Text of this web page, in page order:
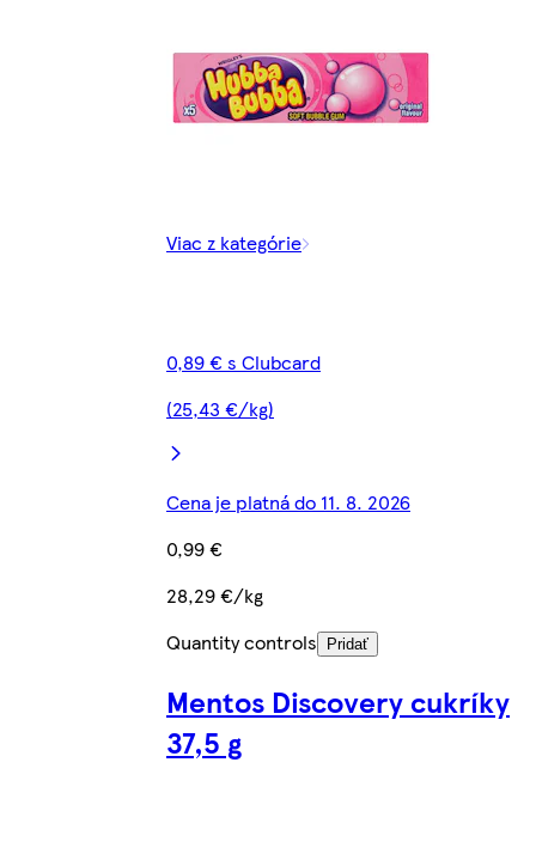
Viac z kategórie
0,89 € s Clubcard
(25,43 €/kg)
Cena je platná do 11. 8. 2026
0,99 €
28,29 €/kg
Quantity controls
Pridať
Mentos Discovery cukríky
37,5 g